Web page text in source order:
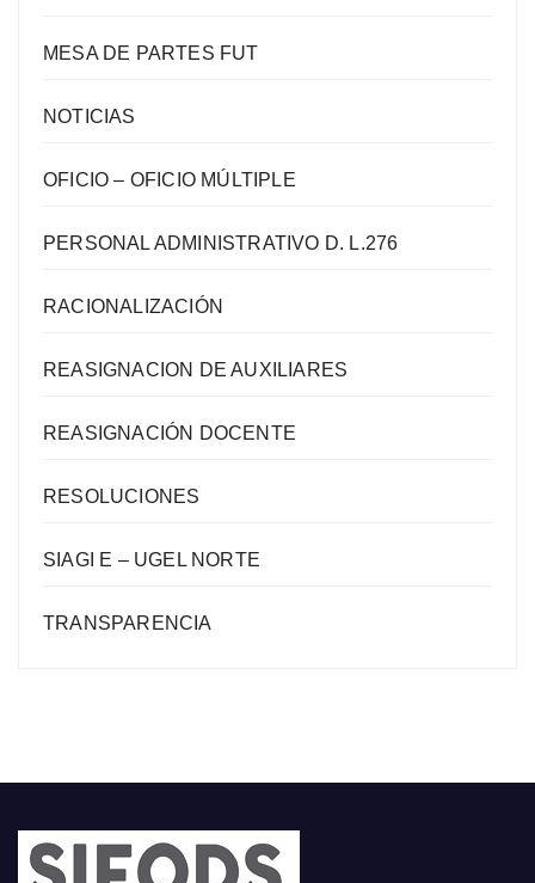
MESA DE PARTES FUT
NOTICIAS
OFICIO – OFICIO MÚLTIPLE
PERSONAL ADMINISTRATIVO D. L.276
RACIONALIZACIÓN
REASIGNACION DE AUXILIARES
REASIGNACIÓN DOCENTE
RESOLUCIONES
SIAGI E – UGEL NORTE
TRANSPARENCIA